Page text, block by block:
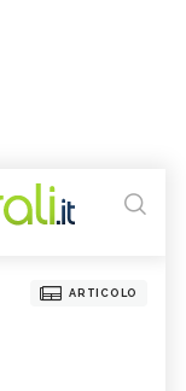
ARTICOLO